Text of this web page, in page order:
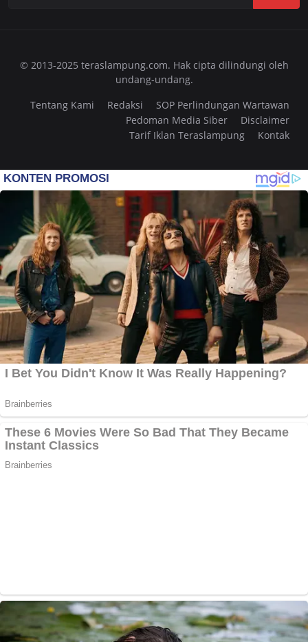
© 2013-2025 teraslampung.com. Hak cipta dilindungi oleh
undang-undang.
Tentang Kami
Redaksi
SOP Perlindungan Wartawan
Pedoman Media Siber
Disclaimer
Tarif Iklan Teraslampung
Kontak